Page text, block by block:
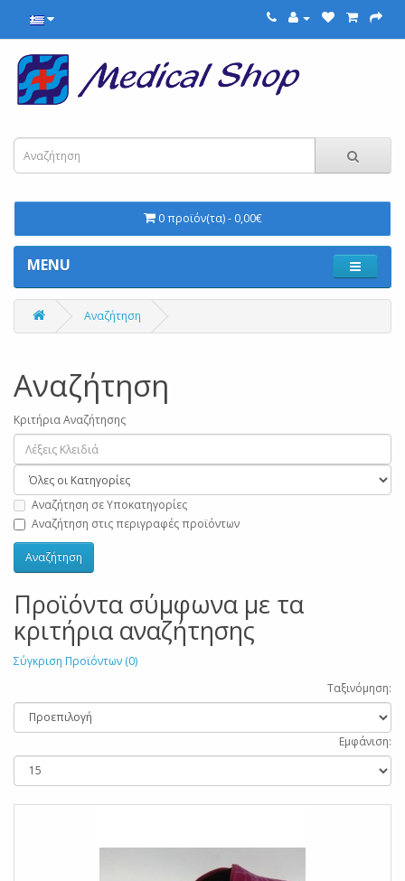
0 προϊόν(τα) - 0,00€
MENU
Αναζήτηση
Αναζήτηση
Κριτήρια Αναζήτησης
Αναζήτηση σε Υποκατηγορίες
Αναζήτηση στις περιγραφές προϊόντων
Προϊόντα σύμφωνα με τα
κριτήρια αναζήτησης
Σύγκριση Προϊόντων (0)
Ταξινόμηση:
Εμφάνιση: